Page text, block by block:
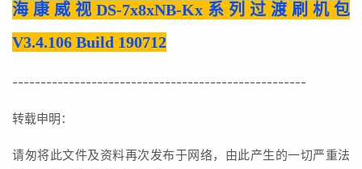
海康威视DS-7x8xNB-Kx系列过渡刷机包
V3.4.106 Build 190712
----------------------------------------------------
转载申明：
请匆将此文件及资料再次发布于网络，由此产生的一切严重法